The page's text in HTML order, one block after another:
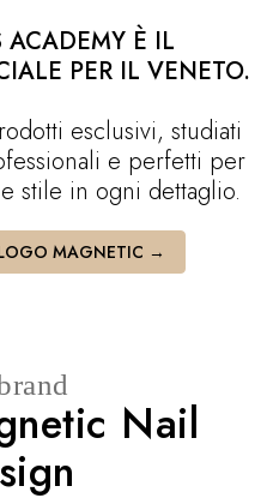
È IL
PER IL VENETO.
esclusivi, studiati
e perfetti per
stile in ogni dettaglio.
MAGNETIC →
Nail